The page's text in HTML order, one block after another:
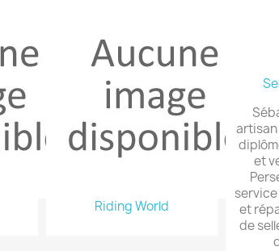
Riding World
et
et
de